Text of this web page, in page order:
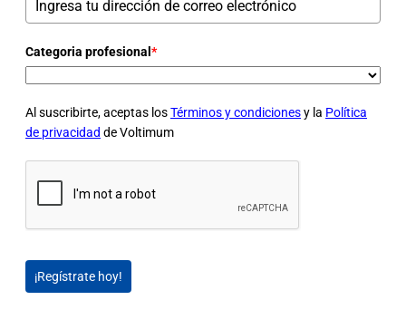
Categoria profesional *
Al suscribirte, aceptas losTérminos y condicionesy la Política
de privacidad de Voltimum
¡Regístrate hoy!